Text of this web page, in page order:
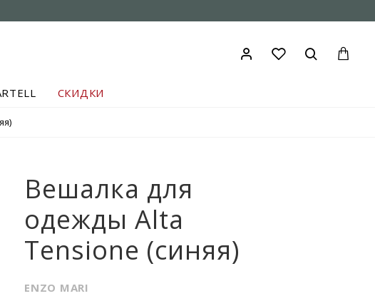
СКИДКИ
Вешалка для
одежды Alta
Tensione (синяя)
ENZO MARI